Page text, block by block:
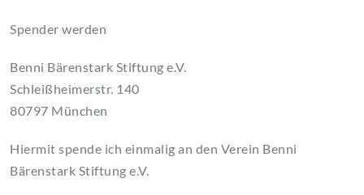
Spender werden
Benni Bärenstark Stiftung e.V.
Schleißheimerstr. 140
80797 München
Hiermit spende ich einmalig an den Verein Benni
Bärenstark Stiftung e.V.